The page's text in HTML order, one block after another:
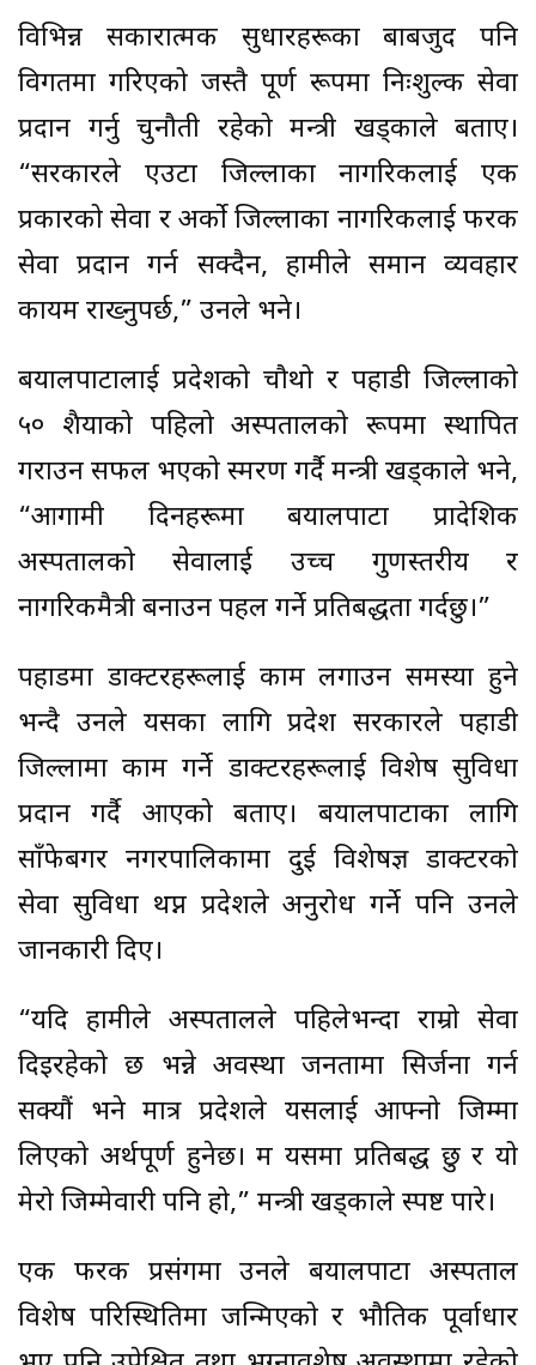
विभिन्न सकारात्मक सुधारहरूका बाबजुद पनि
विगतमा गरिएको जस्तै पूर्ण रूपमा निःशुल्क सेवा
प्रदान गर्नु चुनौती रहेको मन्त्री खड्काले बताए।
“सरकारले एउटा जिल्लाका नागरिकलाई एक
प्रकारको सेवा र अर्को जिल्लाका नागरिकलाई फरक
सेवा प्रदान गर्न सक्दैन, हामीले समान व्यवहार
कायम राख्नुपर्छ,” उनले भने।
बयालपाटालाई प्रदेशको चौथो र पहाडी जिल्लाको
५० शैयाको पहिलो अस्पतालको रूपमा स्थापित
गराउन सफल भएको स्मरण गर्दै मन्त्री खड्काले भने,
“आगामी दिनहरूमा बयालपाटा प्रादेशिक
अस्पतालको सेवालाई उच्च गुणस्तरीय र
नागरिकमैत्री बनाउन पहल गर्ने प्रतिबद्धता गर्दछु।”
पहाडमा डाक्टरहरूलाई काम लगाउन समस्या हुने
भन्दै उनले यसका लागि प्रदेश सरकारले पहाडी
जिल्लामा काम गर्ने डाक्टरहरूलाई विशेष सुविधा
प्रदान गर्दै आएको बताए। बयालपाटाका लागि
साँफेबगर नगरपालिकामा दुई विशेषज्ञ डाक्टरको
सेवा सुविधा थप्न प्रदेशले अनुरोध गर्ने पनि उनले
जानकारी दिए।
“यदि हामीले अस्पतालले पहिलेभन्दा राम्रो सेवा
दिइरहेको छ भन्ने अवस्था जनतामा सिर्जना गर्न
सक्यौं भने मात्र प्रदेशले यसलाई आफ्नो जिम्मा
लिएको अर्थपूर्ण हुनेछ। म यसमा प्रतिबद्ध छु र यो
मेरो जिम्मेवारी पनि हो,” मन्त्री खड्काले स्पष्ट पारे।
एक फरक प्रसंगमा उनले बयालपाटा अस्पताल
विशेष परिस्थितिमा जन्मिएको र भौतिक पूर्वाधार